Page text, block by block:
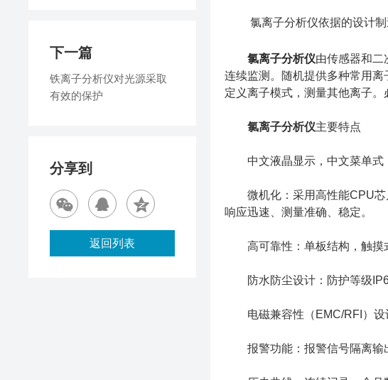
氯离子分析仪依据的设计制
氯离子分析仪由传感器和二
连续监测。随机提供多种常用
定义离子模式，测量其他离子。
氯离子分析仪主要特点
中文液晶显示，中文菜单式
微机化：采用高性能CPU芯
响应迅速、测量准确、稳定。
高可靠性：单板结构，触摸
防水防尘设计：防护等级
电磁兼容性（EMC/RFI）设
报警功能：报警信号隔离输
下一篇
铁离子分析仪对光源采取
有效的保护
分享到
返回列表